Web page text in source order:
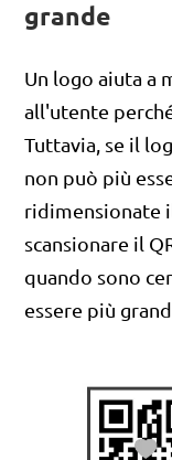
grande
Un logo aiuta a
all'utente
Tuttavia, se il
non può più
ridimensionate
scansionare il
quando sono
essere più